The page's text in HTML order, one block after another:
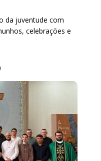
da juventude com
celebrações e